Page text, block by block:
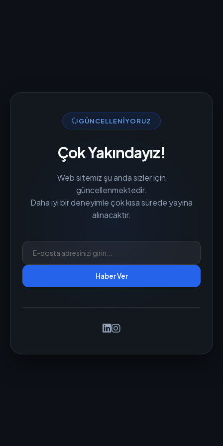
GÜNCELLENIYORUZ
Çok Yakındayız!
Web sitemiz şu anda sizler için
güncellenmektedir.
Daha iyi bir deneyimle çok kısa sürede yayına
alınacaktır.
Haber Ver